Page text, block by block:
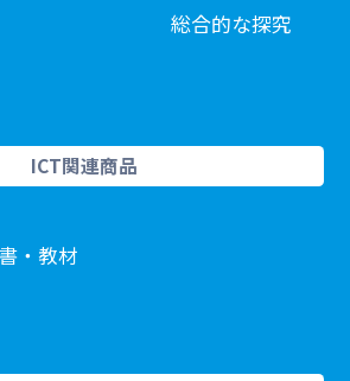
総合的な探究
ICT関連商品
・教材